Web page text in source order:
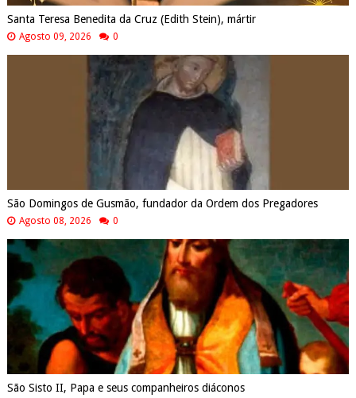
Santa Teresa Benedita da Cruz (Edith Stein), mártir
Agosto 09, 2026 0
São Domingos de Gusmão, fundador da Ordem dos Pregadores
Agosto 08, 2026 0
São Sisto II, Papa e seus companheiros diáconos